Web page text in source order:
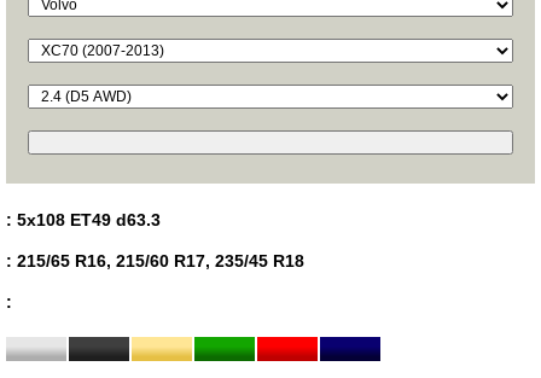
: 5x108 ET49 d63.3
: 215/65 R16, 215/60 R17, 235/45 R18
: